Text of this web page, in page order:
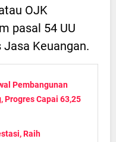
OJK
pasal 54 UU
Keuangan.
Pembangunan
Progres Capai 63,25
Raih